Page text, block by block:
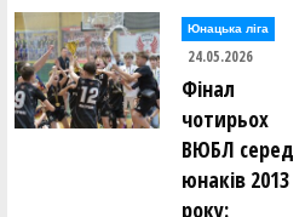
Юнацька ліга
24.05.2026
Фінал
чотирьох
ВЮБЛ серед
юнаків 2013
року: